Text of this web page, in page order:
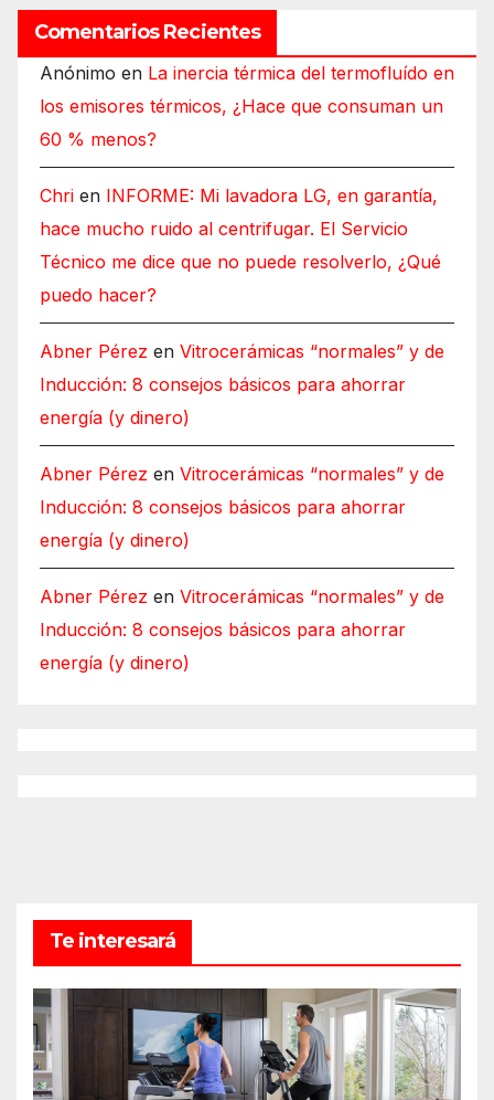
Comentarios Recientes
Anónimo en La inercia térmica del termofluído en
los emisores térmicos, ¿Hace que consuman un
60 % menos?
Chri en INFORME: Mi lavadora LG, en garantía,
hace mucho ruido al centrifugar. El Servicio
Técnico me dice que no puede resolverlo, ¿Qué
puedo hacer?
Abner Pérez en Vitrocerámicas “normales” y de
Inducción: 8 consejos básicos para ahorrar
energía (y dinero)
Abner Pérez en Vitrocerámicas “normales” y de
Inducción: 8 consejos básicos para ahorrar
energía (y dinero)
Abner Pérez en Vitrocerámicas “normales” y de
Inducción: 8 consejos básicos para ahorrar
energía (y dinero)
Te interesará